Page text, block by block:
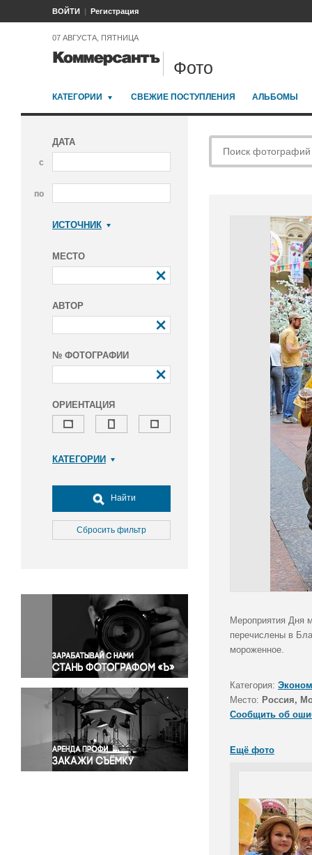
ВОЙТИ Регистрация
07 АВГУСТА, ПЯТНИЦА
Фото
КАТЕГОРИИ СВЕЖИЕ ПОСТУПЛЕНИЯ АЛЬБОМЫ
ДАТА
с
по
ИСТОЧНИК
МЕСТО
АВТОР
№ ФОТОГРАФИИ
ОРИЕНТАЦИЯ
КАТЕГОРИИ
Досуг, туризм и отдых
Культура
Медицина
Окружающая среда
Политика
Правосудие
Происшествия и конфликты
Религия
Светская жизнь
Спорт
Экология
Экономика и бизнес
Найти
Сбросить фильтр
Мероприятия Дня
перечислены в
мороженное.
Категория:
Место: Россия,
Сообщить об
Ещё фото